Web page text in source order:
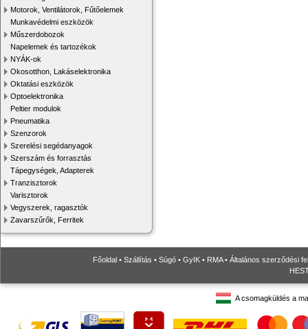
Motorok, Ventilátorok, Fűtőelemek
Munkavédelmi eszközök
Műszerdobozok
Napelemek és tartozékok
NYÁK-ok
Okosotthon, Lakáselektronika
Oktatási eszközök
Optoelektronika
Peltier modulok
Pneumatika
Szenzorok
Szerelési segédanyagok
Szerszám és forrasztás
Tápegységek, Adapterek
Tranzisztorok
Varisztorok
Vegyszerek, ragasztók
Zavarszűrők, Ferritek
Főoldal • Szállítás • Súgó • GyIK • RMA• Általános szerződési
A csomagküldés a